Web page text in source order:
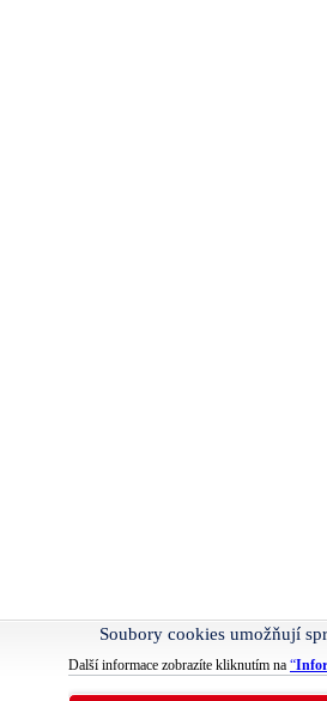
Soubory cookies umožňují
Další informace zobrazíte kliknutím na “